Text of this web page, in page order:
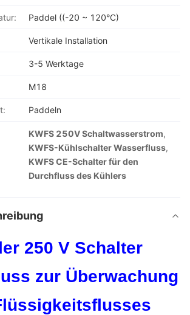
Paddel ((-20 ~ 120°C)
Vertikale Installation
3-5 Werktage
M18
Paddeln
KWFS 250V Schaltwasserstrom,
KWFS-Kühlschalter Wasserfluss,
KWFS CE-Schalter für den
Durchfluss des Kühlers
250 V Schalter
zur Überwachung